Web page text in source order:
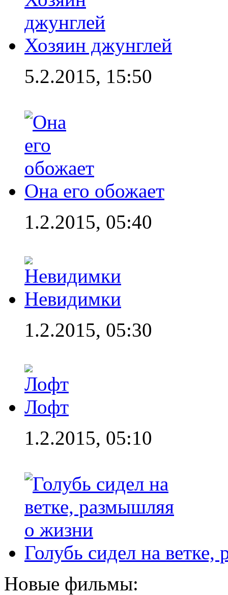
Хозяин джунглей
5.2.2015, 15:50
Она его обожает
1.2.2015, 05:40
Невидимки
1.2.2015, 05:30
Лофт
1.2.2015, 05:10
Голубь сидел на
Новые фильмы: